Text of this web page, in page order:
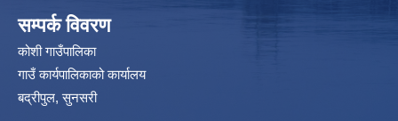
सम्पर्क विवरण
कोशी गाउँपालिका
गाउँ कार्यपालिकाको कार्यालय
बद्रीपुल, सुनसरी